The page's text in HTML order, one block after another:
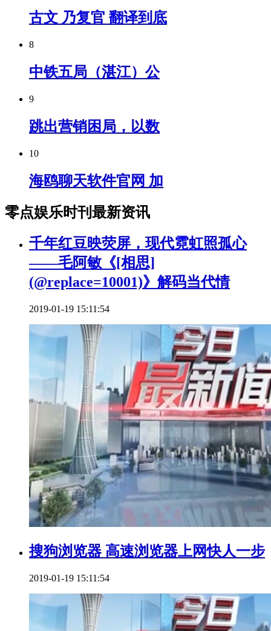
古文 乃复官 翻译到底
8
中铁五局（湛江）公
9
跳出营销困局，以数
10
海鸥聊天软件官网 加
零点娱乐时刊最新资讯
千年红豆映荧屏，现代霓虹照孤心
——毛阿敏《[相思]
(@replace=10001)》解码当代情
2019-01-19 15:11:54
搜狗浏览器 高速浏览器上网快人一步
2019-01-19 15:11:54